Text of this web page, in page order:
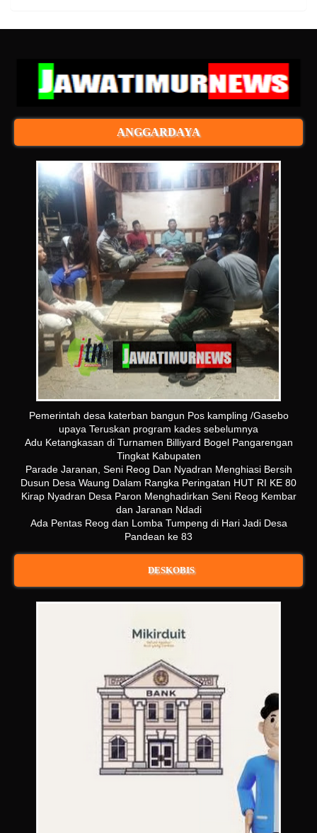
ANGGARDAYA
Pemerintah desa katerban bangun Pos kampling /Gasebo
upaya Teruskan program kades sebelumnya
Adu Ketangkasan di Turnamen Billiyard Bogel Pangarengan
Tingkat Kabupaten
Parade Jaranan, Seni Reog Dan Nyadran Menghiasi Bersih
Dusun Desa Waung Dalam Rangka Peringatan HUT RI KE 80
Kirap Nyadran Desa Paron Menghadirkan Seni Reog Kembar
dan Jaranan Ndadi
Ada Pentas Reog dan Lomba Tumpeng di Hari Jadi Desa
Pandean ke 83
DESKOBIS